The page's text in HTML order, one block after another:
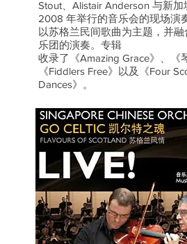
Stout、Alistair Anderson 与新加
2008 年举行的音乐会的现场演
以苏格兰民间歌曲为主题，并
乐团的演奏。专辑
收录了《Amazing Grace》、《
《Fiddlers Free》以及《Four
Dances》。